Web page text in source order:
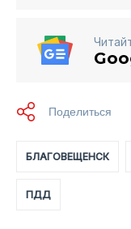
БЛАГОВЕЩЕНСК
ПДД